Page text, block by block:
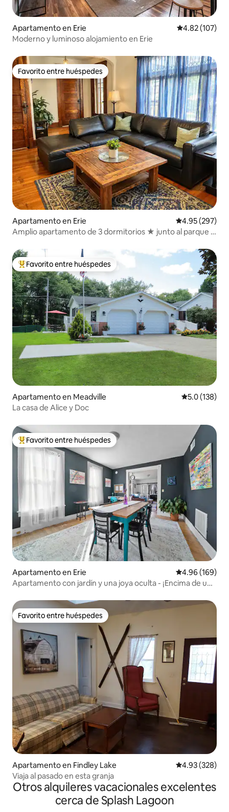
Apartamento en Erie Calificación
4.82 (107)
Moderno y luminoso alojamiento en Erie
Favorito entre huéspedes
Favorito entre huéspedes
Apartamento en Erie Calificación
4.95 (297)
Amplio apartamento de 3 dormitorios ★ junto al parque y
Favorito entre huéspedes preferido
Favorito entre huéspedes
Apartamento en Meadville Calificación
5.0 (138)
La casa de Alice y Doc
Favorito entre huéspedes preferido
Favorito entre huéspedes
Apartamento en Erie Calificación
4.96 (169)
Apartamento con jardín y una joya oculta - ¡Encima de una
Favorito entre huéspedes
Favorito entre huéspedes
Apartamento en Findley Lake Calificación
4.93 (328)
Viaja al pasado en esta granja
Otros alquileres vacacionales excelentes
cerca de Splash Lagoon